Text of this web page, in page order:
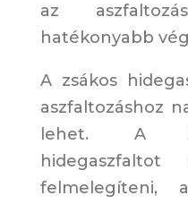
az
hatékonyabb
A zsákos
aszfaltozáshoz
lehet. A
felmelegíteni,